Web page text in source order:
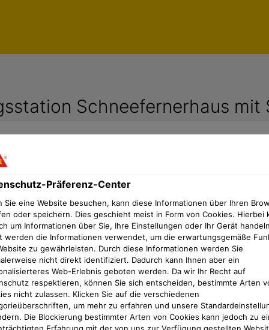
Schneefernerhaus
Lösungen auf 2.650 m Höhe
höchstgelegene Umweltforschungsstation
durch. Seit Juni 2024 finden unter
der rund 700 m2 großen Westfläche des
Die Einbeziehung des Sika-Vertriebsteams in die
von Sika spielten hier eine große Rolle.
Präferenz-Center
Sie eine Website besuchen, kann diese Informationen über Ihren
oder speichern. Dies geschieht meist in Form von Cookies. Hierbei
um Informationen über Sie, Ihre Einstellungen oder Ihr Gerät
werden die Informationen verwendet, um die erwartungsgemäße
zu gewährleisten. Durch diese Informationen werden Sie
nicht direkt identifiziert. Dadurch kann Ihnen aber ein
Web-Erlebnis geboten werden. Da wir Ihr Recht auf
respektieren, können Sie sich entscheiden, bestimmte Arten
nicht zulassen. Klicken Sie auf die verschiedenen
um mehr zu erfahren und unsere
Die Blockierung bestimmter Arten von Cookies kann jedoch zu